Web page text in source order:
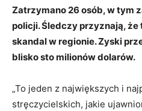
Zatrzymano 26 osób, w tym
policji. Śledczy przyznają,
skandal w regionie. Zyski
blisko sto milionów dolarów.
„To jeden z największych i
stręczycielskich, jakie